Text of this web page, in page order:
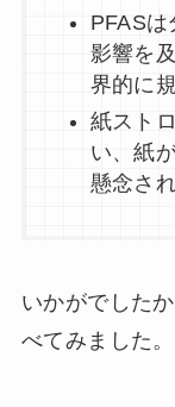
PFAS
影響を
界的に
紙スト
い、紙
懸念さ
いかがでした
べてみました。